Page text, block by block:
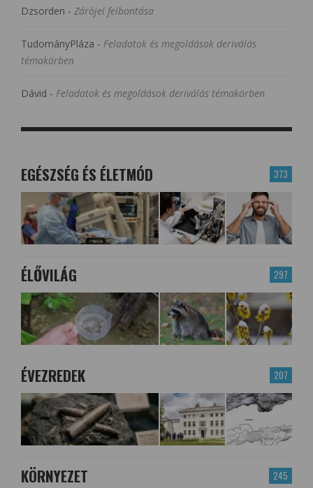
Dzsorden - Zárójel felbontása
TudományPláza - Feladatok és megoldások deriválás
témakörben
Dávid - Feladatok és megoldások deriválás témakörben
373
EGÉSZSÉG ÉS ÉLETMÓD
297
ÉLŐVILÁG
207
ÉVEZREDEK
245
KÖRNYEZET